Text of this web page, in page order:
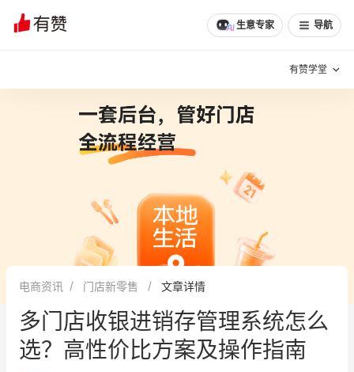
生意专家 导航
有赞学堂
增长方法
有赞专家说
新零售最佳实践
面对面聊增长
新零售大会 新零售茶会
电商资讯 门店新零售 文章详情
多门店收银进销存管理系统怎么
选？高性价比方案及操作指南